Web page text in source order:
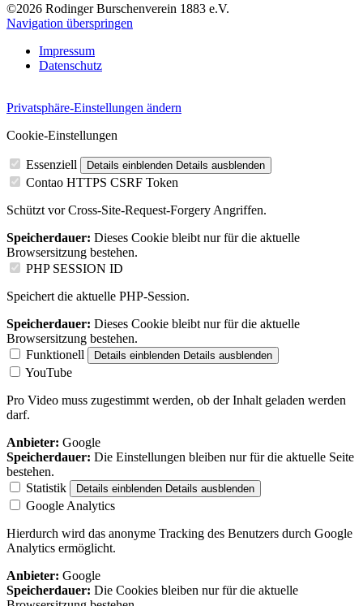
©2026 Rodinger Burschenverein 1883 e.V.
Navigation überspringen
Impressum
Datenschutz
Privatsphäre-Einstellungen ändern
Cookie-Einstellungen
Essenziell Details einblenden Details ausblenden
Contao HTTPS CSRF Token
Schützt vor Cross-Site-Request-Forgery Angriffen.
Speicherdauer: Dieses Cookie bleibt nur für die aktuelle
Browsersitzung bestehen.
PHP SESSION ID
Speichert die aktuelle PHP-Session.
Speicherdauer: Dieses Cookie bleibt nur für die aktuelle
Browsersitzung bestehen.
Funktionell
Details einblenden Details ausblenden
YouTube
Pro Video muss zugestimmt werden, ob der Inhalt geladen werden
darf.
Anbieter: Google
Speicherdauer: Die Einstellungen bleiben nur für die aktuelle Seite
bestehen.
Statistik
Details einblenden Details ausblenden
Google Analytics
Hierdurch wird das anonyme Tracking des Benutzers durch Google
Analytics ermöglicht.
Anbieter: Google
Speicherdauer: Die Cookies bleiben nur für die aktuelle